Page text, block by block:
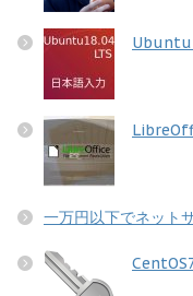
一万円以下でネット